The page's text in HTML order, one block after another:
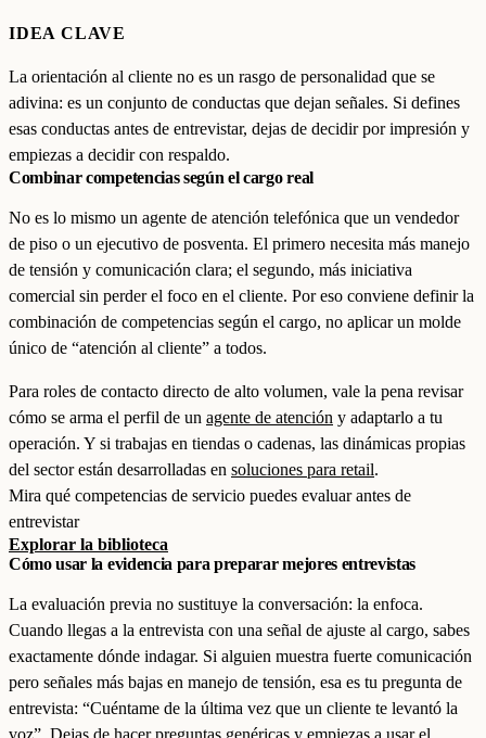
IDEA CLAVE
La orientación al cliente no es un rasgo de personalidad que se
adivina: es un conjunto de conductas que dejan señales. Si defines
esas conductas antes de entrevistar, dejas de decidir por impresión y
empiezas a decidir con respaldo.
Combinar competencias según el cargo real
No es lo mismo un agente de atención telefónica que un vendedor
de piso o un ejecutivo de posventa. El primero necesita más manejo
de tensión y comunicación clara; el segundo, más iniciativa
comercial sin perder el foco en el cliente. Por eso conviene definir la
combinación de competencias según el cargo, no aplicar un molde
único de “atención al cliente” a todos.
Para roles de contacto directo de alto volumen, vale la pena revisar
cómo se arma el perfil de un agente de atención y adaptarlo a tu
operación. Y si trabajas en tiendas o cadenas, las dinámicas propias
del sector están desarrolladas en soluciones para retail.
Mira qué competencias de servicio puedes evaluar antes de
entrevistar
Explorar la biblioteca
Cómo usar la evidencia para preparar mejores entrevistas
La evaluación previa no sustituye la conversación: la enfoca.
Cuando llegas a la entrevista con una señal de ajuste al cargo, sabes
exactamente dónde indagar. Si alguien muestra fuerte comunicación
pero señales más bajas en manejo de tensión, esa es tu pregunta de
entrevista: “Cuéntame de la última vez que un cliente te levantó la
voz”. Dejas de hacer preguntas genéricas y empiezas a usar el